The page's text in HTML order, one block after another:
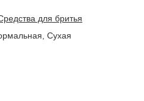
для бритья
Сухая